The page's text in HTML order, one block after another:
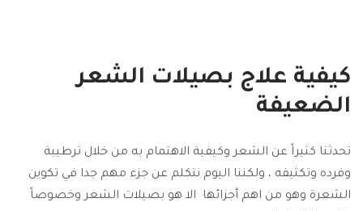
كيفية علاج بصيلات الشعر
الضعيفة
تحدثنا كثيراً عن الشعر وكيفية الاهتمام به من خلال ترطيبة
وفرده وتكثيفه ، ولكننا اليوم نتكلم عن جزء مهم جدا في تكوين
الشعرة وهو من اهم أجزائها الا هو بصيلات الشعر وخصوصاً